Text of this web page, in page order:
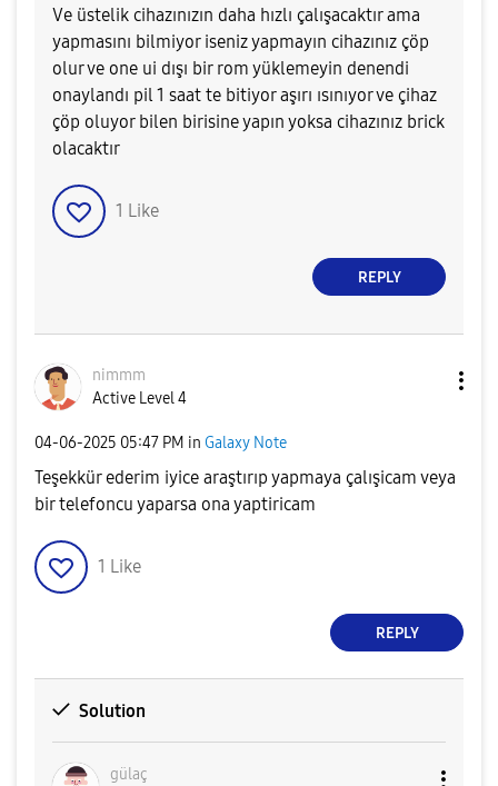
Ve üstelik cihazınızın daha hızlı çalışacaktır ama
yapmasını bilmiyor iseniz yapmayın cihazınız çöp
olur ve one ui dışı bir rom yüklemeyin denendi
onaylandı pil 1 saat te bitiyor aşırı ısınıyor ve çihaz
çöp oluyor bilen birisine yapın yoksa cihazınız brick
olacaktır
1 Like
REPLY
nimmm
Active Level 4
‎04-06-2025 05:47 PM in Galaxy Note
Teşekkür ederim iyice araştırıp yapmaya çalışicam veya
bir telefoncu yaparsa ona yaptiricam
1 Like
REPLY
Solution
gülaç